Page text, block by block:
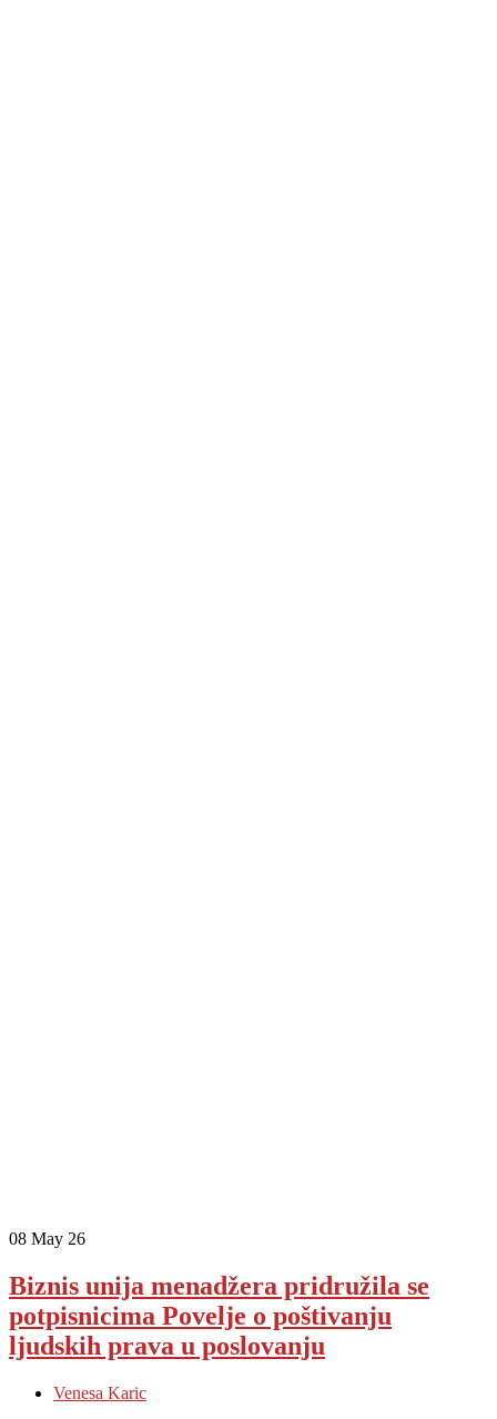
08 May 26
Biznis unija menadžera pridružila se
potpisnicima Povelje o poštivanju
ljudskih prava u poslovanju
Venesa Karic